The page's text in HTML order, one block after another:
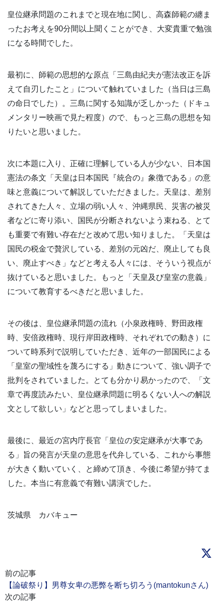
皇位継承問題のこれまでと現在地に関し、高森師範の纏ま
ったお考えを90分間以上聞くことができ、大変貴重で勉強
になる時間でした。
最初に、師範の思想的な原点「三島由紀夫が憲法改正を訴
えて自刃したこと」について触れていました（当日は三島
の命日でした）。三島に関する知識が乏しかった（ドキュ
メンタリー映画で見た程度）ので、もっと三島の思想を知
りたいと思いました。
次に本題に入り、正確に理解している人が少ない、日本国
憲法の条文「天皇は日本国民『統合の』象徴である」の意
味と意義について解説していただきました。天皇は、差別
されてきた人々、立場の弱い人々、沖縄県民、災害の被災
者などに寄り添い、国民が分断されないよう束ねる、とて
も重要で有難い存在だと改めて思い知りました。「天皇は
国民の税金で贅沢している、差別の元凶だ、廃止しても良
い、廃止すべき」などと考える人々には、そういう視点が
抜けていると思いました。もっと「天皇及び皇室の意義」
について教育するべきだと思いました。
その後は、皇位継承問題の流れ（小泉政権時、野田政権
時、安倍政権時、現行岸田政権時、それぞれでの動き）に
ついて時系列で説明していただき、近年の一部国民による
「皇室の聖域性を蔑ろにする」動きについて、強い調子で
批判をされていました。とても分かり易かったので、「文
章で再度読みたい、皇位継承問題に明るくない人への解説
文として欲しい」などと思ってしまいました。
最後に、最近の宮内庁長官「皇位の安定継承が大事であ
る」旨の発言が天皇の意思を代弁している、これから事態
が大きく動いていく、と締めて頂き、今後に希望が持てま
した。本当に有意義で有難い講演でした。
茨城県 カバキュー
前の記事
【論破祭り】男尊女卑の悪弊を断ち切ろう(mantokunさん)
次の記事